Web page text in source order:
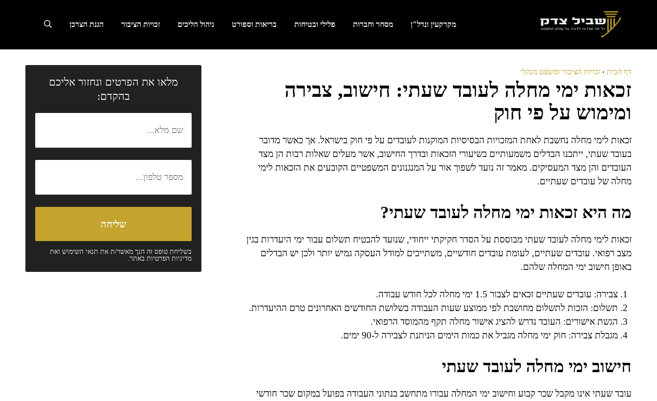
מקרקעין ונדל"ן מסחר וחברות פלילי ובטיחות בריאות וספורט ניהול הליכים זכויות הציבור הגנת הצרכן
דף הבית › זכויות הציבור ומשפט מנהלי
זכאות ימי מחלה לעובד שעתי: חישוב, צבירה
ומימוש על פי חוק
זכאות לימי מחלה נחשבת לאחת המזכויות הבסיסיות המוקנות לעובדים על פי חוק בישראל. אך כאשר מדובר
בעובד שעתי, ייתכנו הבדלים משמעותיים בשיעורי הזכאות ובדרך החישוב, אשר מעלים שאלות רבות הן מצד
העובדים והן מצד המעסיקים. מאמר זה נועד לשפוך אור על המנגנונים המשפטיים הקובעים את הזכאות לימי
מחלה של עובדים שעתיים.
מה היא זכאות ימי מחלה לעובד שעתי?
זכאות לימי מחלה לעובד שעתי מבוססת על הסדר חקיקתי ייחודי, שנועד להבטיח תשלום עבור ימי היעדרות בגין
מצב רפואי. עובדים שעתיים, לעומת עובדים חודשיים, משתייכים למודל העסקה גמיש יותר ולכן יש הבדלים
באופן חישוב ימי המחלה שלהם.
צבירה: עובדים שעתיים זכאים לצבור 1.5 ימי מחלה לכל חודש עבודה.
תשלום: הזכות לתשלום מחושבת לפי ממוצע שעות העבודה בשלושת החודשים האחרונים טרם ההיעדרות.
הגשת אישורים: העובד נדרש להציג אישור מחלה תקף מהמוסד הרפואי.
מגבלת צבירה: חוק ימי מחלה מגביל את כמות הימים הניתנת לצבירה ל-90 ימים.
חישוב ימי מחלה לעובד שעתי
עובד שעתי אינו מקבל שכר קבוע וחישוב ימי המחלה עבורו מתחשב בנתוני העבודה בפועל במקום שכר חודשי
מלאו את הפרטים ונחזור אליכם
בהקדם:
בשליחת טופס זה הנך מאשר/ת את תנאי השימושואת
מדיניות הפרטיותבאתר.